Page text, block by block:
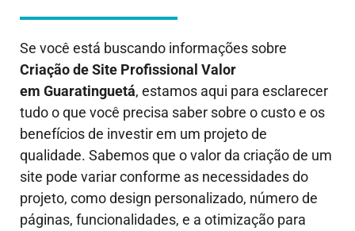
Se você está buscando informações sobre
Criação de Site Profissional Valor
em Guaratinguetá, estamos aqui para esclarecer
tudo o que você precisa saber sobre o custo e os
benefícios de investir em um projeto de
qualidade. Sabemos que o valor da criação de um
site pode variar conforme as necessidades do
projeto, como design personalizado, número de
páginas, funcionalidades, e a otimização para